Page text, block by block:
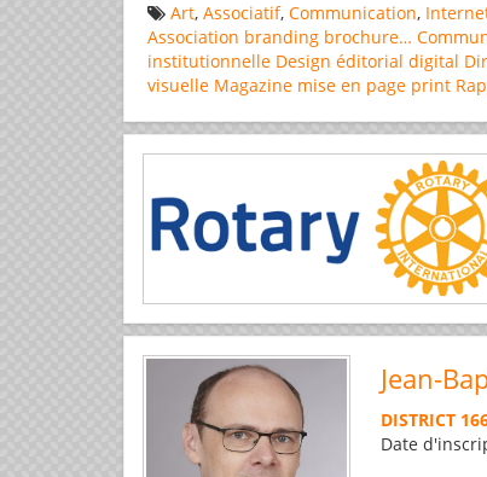
Art, Associatif, Communication,
Association branding brochure…
institutionnelle Design éditorial digital
visuelle Magazine mise en page print
Jean-
DISTRICT
Date